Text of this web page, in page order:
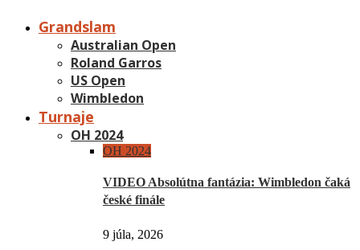
Grandslam
Australian Open
Roland Garros
US Open
Wimbledon
Turnaje
OH 2024
OH 2024
VIDEO Absolútna fantázia: Wimbledon čaká
české finále
9 júla, 2026